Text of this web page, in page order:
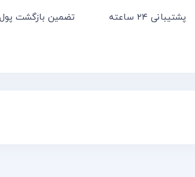
پشتیبانی ۲۴ ساعته تضمین بازگشت پول